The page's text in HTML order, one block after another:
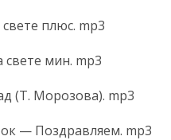
плюс. mp3
свете мин. mp3
(Т. Морозова). mp3
— Поздравляем. mp3